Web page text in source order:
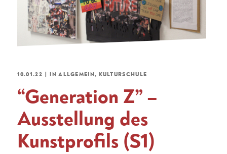
10.01.22 INALLGEMEIN, KULTURSCHULE
“Generation Z” –
Ausstellung des
Kunstprofils (S1)